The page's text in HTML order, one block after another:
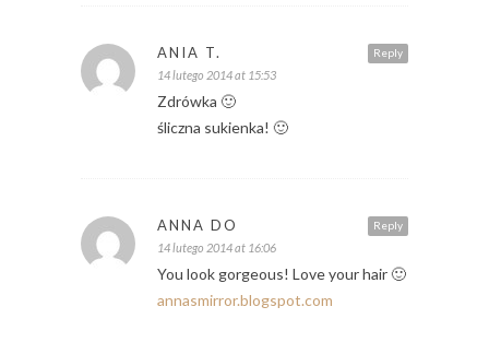
Reply
ANIA T.
14 lutego 2014 at 15:53
Zdrówka 🙂
śliczna sukienka! 🙂
Reply
ANNA DO
14 lutego 2014 at 16:06
You look gorgeous! Love your hair 🙂
annasmirror.blogspot.com